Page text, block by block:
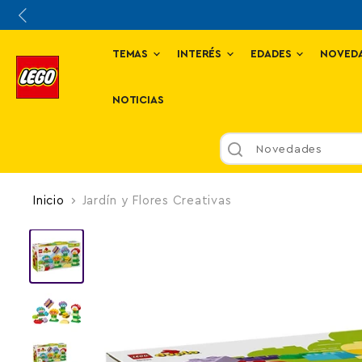
TEMAS INTERÉS EDADES
NOTICIAS
Novedades
Inicio Jardín y Flores Creativas